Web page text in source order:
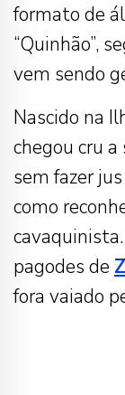
formato de
“Quinhão”,
vem sendo
Nascido na
chegou cru
sem fazer
como
pagodes de
fora vaiado